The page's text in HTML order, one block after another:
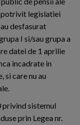
legislatiei
desfasurat
I si/sau grupa a
datei de 1 aprilie
incadrate in
si care nu au
privind sistemul
prin Legea nr.